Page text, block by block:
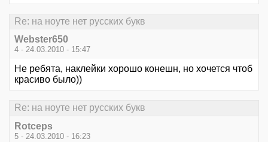
Re: на ноуте нет русских букв
Webster650
4 - 24.03.2010 - 15:47
Не ребята, наклейки хорошо конешн, но хочется чтоб
красиво было))
Re: на ноуте нет русских букв
Rotceps
5 - 24.03.2010 - 16:23